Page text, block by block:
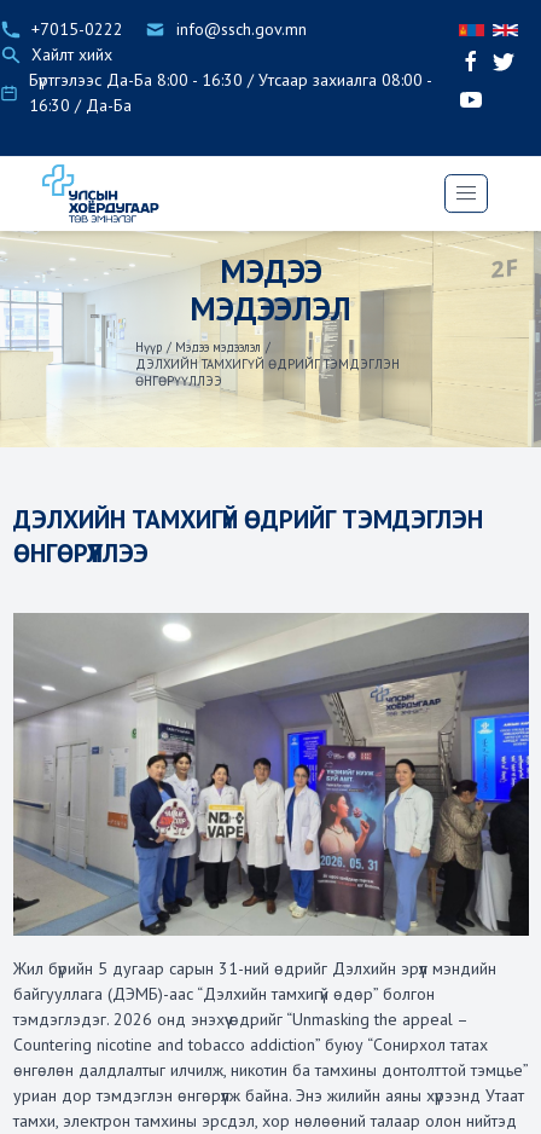
+7015-0222
info@ssch.gov.mn
Хайлт хийх
Бүртгэлээс Да-Ба 8:00 - 16:30 / Утсаар захиалга 08:00 -
16:30 / Да-Ба
МЭДЭЭ
МЭДЭЭЛЭЛ
Нүүр / Мэдээ мэдээлэл /
ДЭЛХИЙН ТАМХИГҮЙ ӨДРИЙГ ТЭМДЭГЛЭН
ӨНГӨРҮҮЛЛЭЭ
ДЭЛХИЙН ТАМХИГҮЙ ӨДРИЙГ ТЭМДЭГЛЭН
ӨНГӨРҮҮЛЛЭЭ
Жил бүрийн 5 дугаар сарын 31-ний өдрийг Дэлхийн эрүүл мэндийн
байгууллага (ДЭМБ)-аас “Дэлхийн тамхигүй өдөр” болгон
тэмдэглэдэг. 2026 онд энэхүү өдрийг “Unmasking the appeal –
Countering nicotine and tobacco addiction” буюу “Сонирхол татах
өнгөлөн далдлалтыг илчилж, никотин ба тамхины донтолттой тэмцье”
уриан дор тэмдэглэн өнгөрүүлж байна. Энэ жилийн аяны хүрээнд Утаат
тамхи, электрон тамхины эрсдэл, хор нөлөөний талаар олон нийтэд